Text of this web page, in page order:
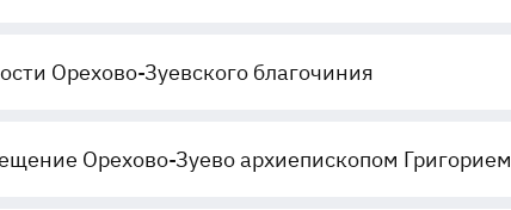
Орехово-Зуевского благочиния
Орехово-Зуево архиепископом Григорием